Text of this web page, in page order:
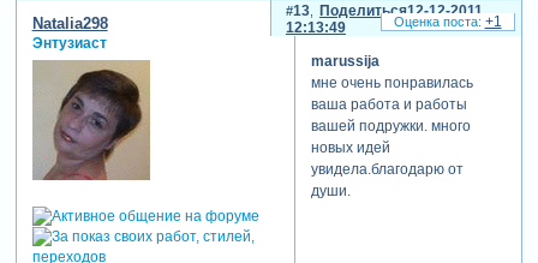
Поделиться
13
12-12-2011
12:13:49
Natalia298
Энтузиаст
marussija
мне очень понравилась
ваша работа и работы
вашей подружки. много
новых идей
увидела.благодарю от
души.
+1